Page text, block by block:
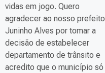
vidas em jogo. Quero
agradecer ao nosso prefeito
Juninho Alves por tomar a
decisão de estabelecer
departamento de trânsito e
acredito que o município só